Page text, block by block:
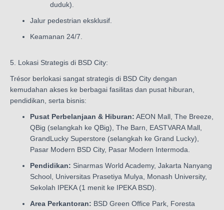
duduk).
Jalur pedestrian eksklusif.
Keamanan 24/7.
5. Lokasi Strategis di BSD City:
Trésor berlokasi sangat strategis di BSD City dengan
kemudahan akses ke berbagai fasilitas dan pusat hiburan,
pendidikan, serta bisnis:
Pusat Perbelanjaan & Hiburan: AEON Mall, The Breeze,
QBig (selangkah ke QBig), The Barn, EASTVARA Mall,
GrandLucky Superstore (selangkah ke Grand Lucky),
Pasar Modern BSD City, Pasar Modern Intermoda.
Pendidikan: Sinarmas World Academy, Jakarta Nanyang
School, Universitas Prasetiya Mulya, Monash University,
Sekolah IPEKA (1 menit ke IPEKA BSD).
Area Perkantoran: BSD Green Office Park, Foresta